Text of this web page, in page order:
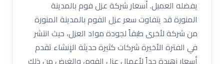
يفضله العميل. أسعار شركة عزل فوم بالمدينة
المنورة قد يتفاوت سعر عزل الفوم بالمدينة المنورة
من شركة لأخرى طبقاً لجودة مواد العزل، حيث انتشر
في الفترة الأخيرة شركات كثيرة حديثة الإنشاء تقدم